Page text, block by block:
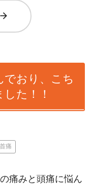
arrow_forward
でおり、こち
た！！
首痛
痛みと頭痛に悩ん